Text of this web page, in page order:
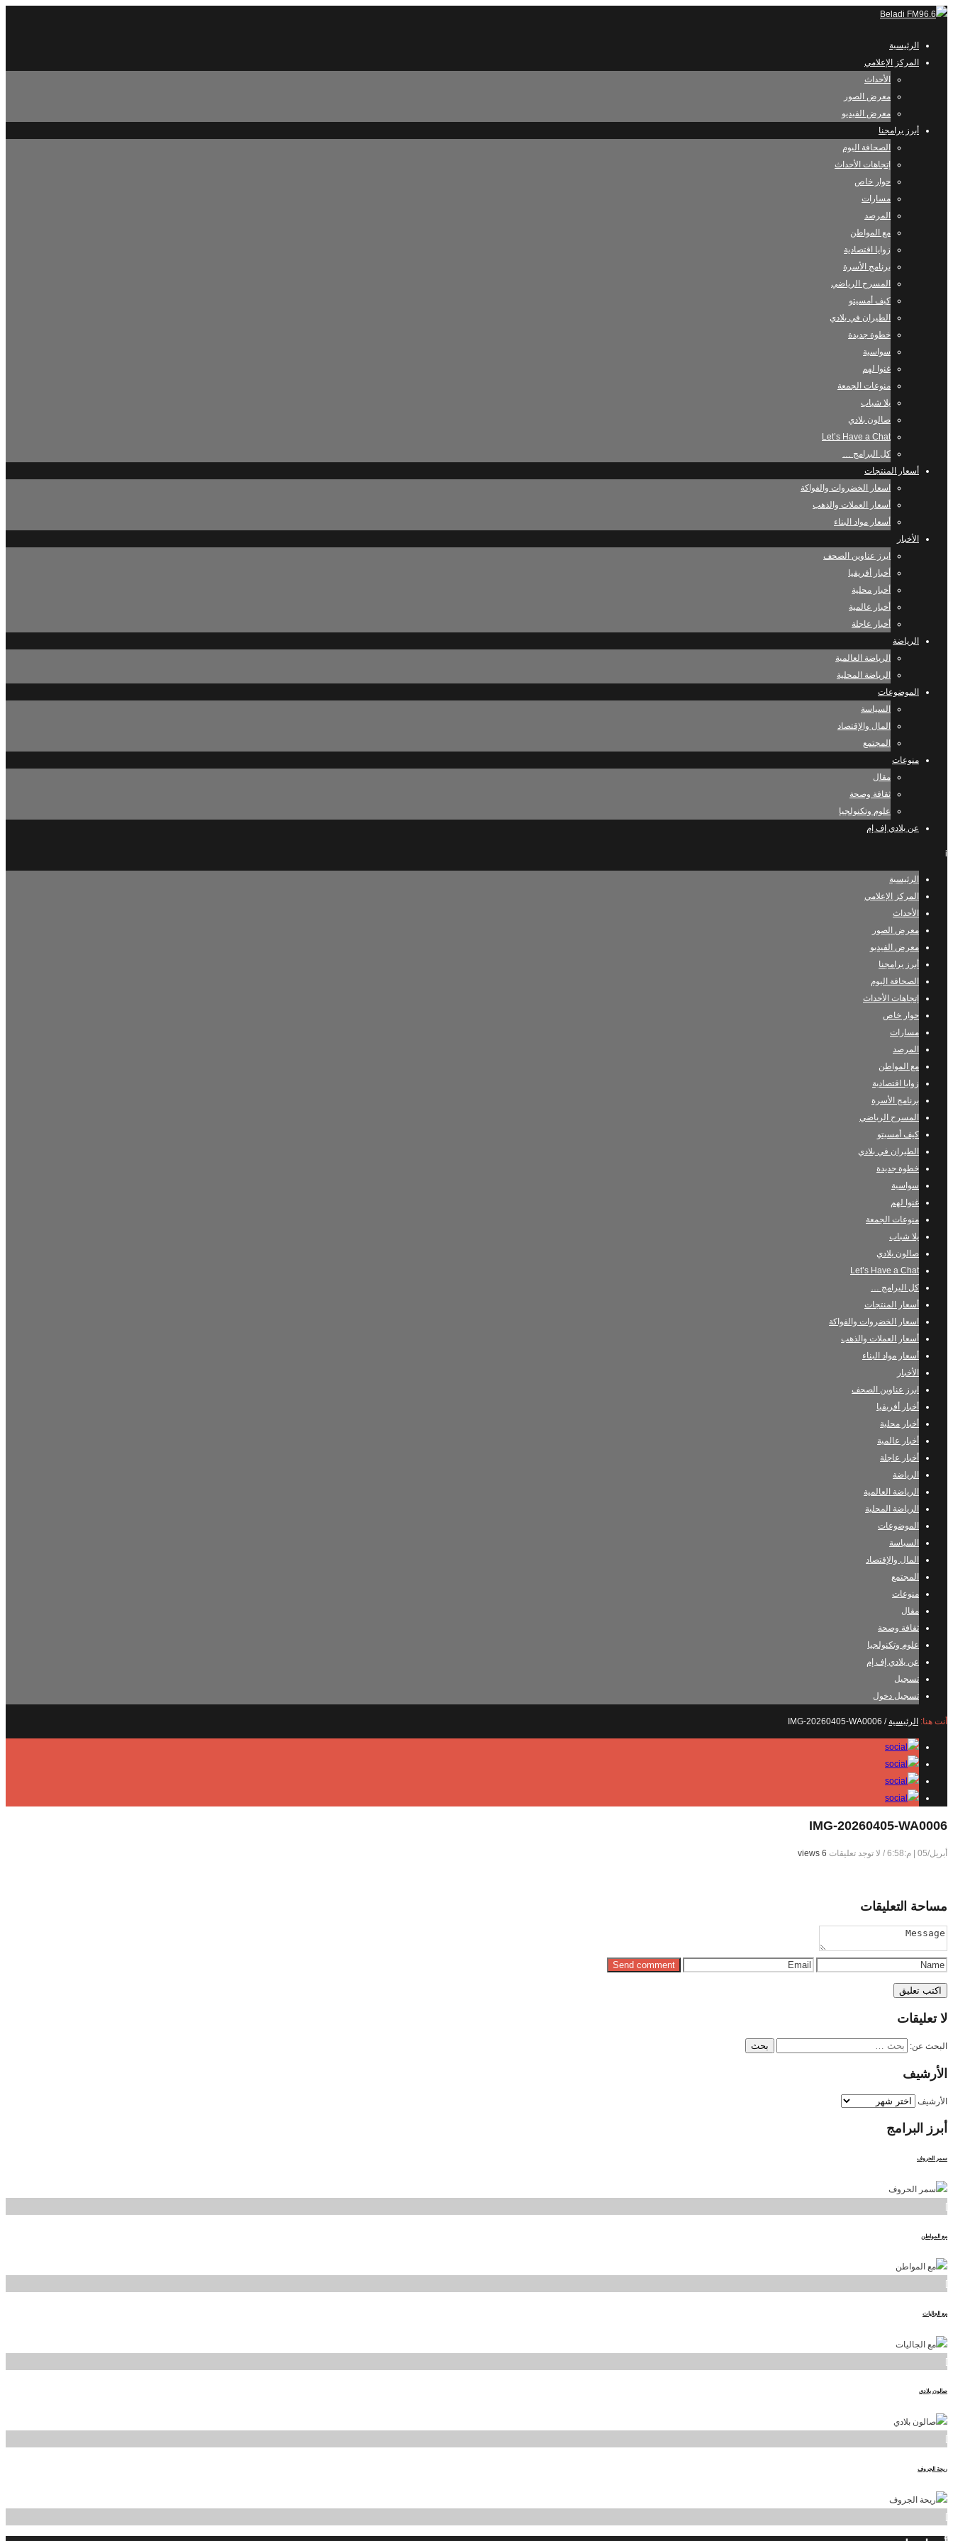
الرئيسية
المركز الإعلامي
الأحداث
معرض الصور
معرض الفيديو
أبرز برامجنا
الصحافة اليوم
إتجاهات الأحداث
حوار خاص
مسارات
المرصد
مع المواطن
زوايا اقتصادية
برنامج الأسرة
المسرح الرياضي
كيف أمسيتو
الطيران في بلادي
خطوة جديدة
سواسية
غنوا لهم
منوعات الجمعة
يلا شباب
صالون بلادي
Let’s Have a Chat
كل البرامج …
أسعار المنتجات
اسعار الخضروات والفواكة
أسعار العملات والذهب
أسعار مواد البناء
الأخبار
ابرز عناوين الصحف
أخبار أفريقيا
أخبار محلية
أخبار عالمية
أخبار عاجلة
الرياضة
الرياضة العالمية
الرياضة المحلية
الموضوعات
السياسة
المال والإقتصاد
المجتمع
منوعات
مقال
ثقافة وصحة
علوم وتكنولجيا
عن بلادي إف إم
i
الرئيسية
المركز الإعلامي
الأحداث
معرض الصور
معرض الفيديو
أبرز برامجنا
الصحافة اليوم
إتجاهات الأحداث
حوار خاص
مسارات
المرصد
مع المواطن
زوايا اقتصادية
برنامج الأسرة
المسرح الرياضي
كيف أمسيتو
الطيران في بلادي
خطوة جديدة
سواسية
غنوا لهم
منوعات الجمعة
يلا شباب
صالون بلادي
Let’s Have a Chat
كل البرامج …
أسعار المنتجات
اسعار الخضروات والفواكة
أسعار العملات والذهب
أسعار مواد البناء
الأخبار
ابرز عناوين الصحف
أخبار أفريقيا
أخبار محلية
أخبار عالمية
أخبار عاجلة
الرياضة
الرياضة العالمية
الرياضة المحلية
الموضوعات
السياسة
المال والإقتصاد
المجتمع
منوعات
مقال
ثقافة وصحة
علوم وتكنولجيا
عن بلادي إف إم
تسجيل
تسجيل دخول
أنت هنا: الرئيسية /
IMG-20260405-WA0006
IMG-20260405-WA0006
أبريل/05 | م:6:58 / لا توجد تعليقات 6 views
مساحة التعليقات
لاتعليقات
البحث عن:
الأرشيف
الأرشيف
أبرز البرامج
سمر الحروف
]
مع المواطن
]
مع الجاليات
]
صالون بلادي
]
ريحة الجروف
]